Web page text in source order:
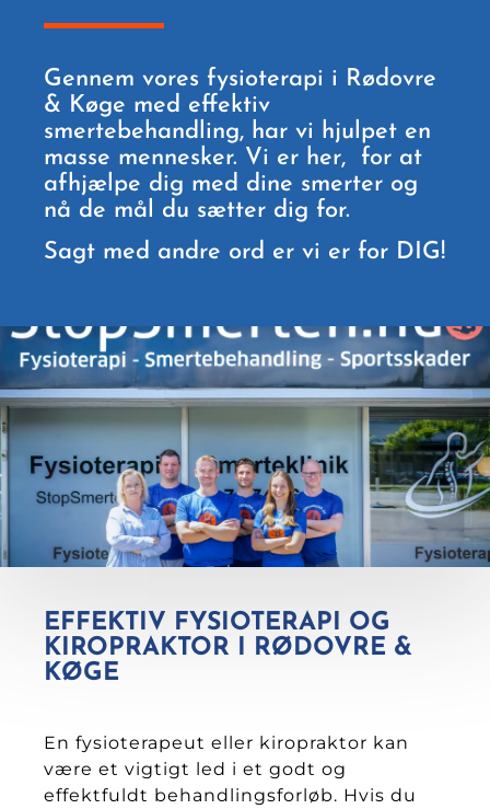
Gennem vores fysioterapi i Rødovre
& Køge med effektiv
smertebehandling, har vi hjulpet en
masse mennesker. Vi er her, for at
afhjælpe dig med dine smerter og
nå de mål du sætter dig for.
Sagt med andre ord er vi er for DIG!
EFFEKTIV FYSIOTERAPI OG
KIROPRAKTOR I RØDOVRE &
KØGE
En fysioterapeut eller kiropraktor kan
være et vigtigt led i et godt og
effektfuldt behandlingsforløb. Hvis du